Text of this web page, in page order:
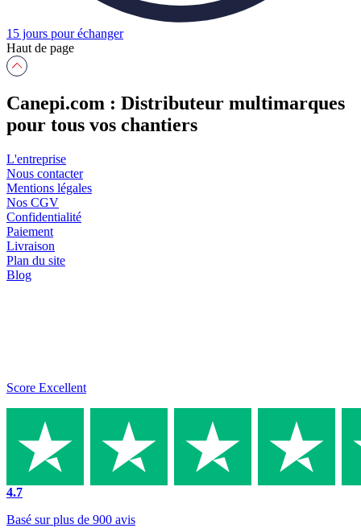
15 jours pour échanger
Haut de page
Canepi.com : Distributeur multimarques
pour tous vos chantiers
L'entreprise
Nous contacter
Mentions légales
Nos CGV
Confidentialité
Paiement
Livraison
Plan du site
Blog
Score Excellent
4.7
Basé sur plus de 900 avis